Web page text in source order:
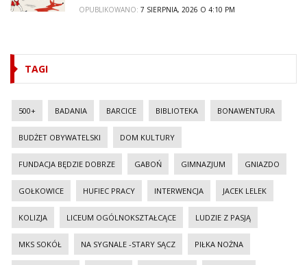
OPUBLIKOWANO: 7 SIERPNIA, 2026 O 4:10 PM
TAGI
500+ BADANIA BARCICE BIBLIOTEKA BONAWENTURA
BUDŻET OBYWATELSKI DOM KULTURY
FUNDACJA BĘDZIE DOBRZE GABOŃ GIMNAZJUM GNIAZDO
GOŁKOWICE HUFIEC PRACY INTERWENCJA JACEK LELEK
KOLIZJA LICEUM OGÓLNOKSZTAŁCĄCE LUDZIE Z PASJĄ
MKS SOKÓŁ NA SYGNALE -STARY SĄCZ PIŁKA NOŻNA